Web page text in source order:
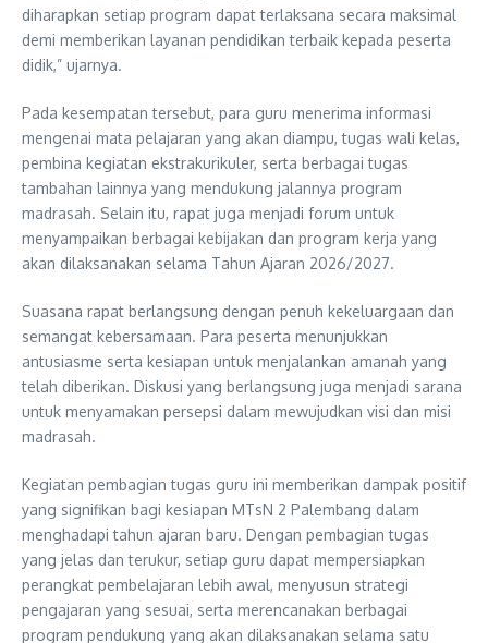
diharapkan setiap program dapat terlaksana secara maksimal
demi memberikan layanan pendidikan terbaik kepada peserta
didik,” ujarnya.
Pada kesempatan tersebut, para guru menerima informasi
mengenai mata pelajaran yang akan diampu, tugas wali kelas,
pembina kegiatan ekstrakurikuler, serta berbagai tugas
tambahan lainnya yang mendukung jalannya program
madrasah. Selain itu, rapat juga menjadi forum untuk
menyampaikan berbagai kebijakan dan program kerja yang
akan dilaksanakan selama Tahun Ajaran 2026/2027.
Suasana rapat berlangsung dengan penuh kekeluargaan dan
semangat kebersamaan. Para peserta menunjukkan
antusiasme serta kesiapan untuk menjalankan amanah yang
telah diberikan. Diskusi yang berlangsung juga menjadi sarana
untuk menyamakan persepsi dalam mewujudkan visi dan misi
madrasah.
Kegiatan pembagian tugas guru ini memberikan dampak positif
yang signifikan bagi kesiapan MTsN 2 Palembang dalam
menghadapi tahun ajaran baru. Dengan pembagian tugas
yang jelas dan terukur, setiap guru dapat mempersiapkan
perangkat pembelajaran lebih awal, menyusun strategi
pengajaran yang sesuai, serta merencanakan berbagai
program pendukung yang akan dilaksanakan selama satu